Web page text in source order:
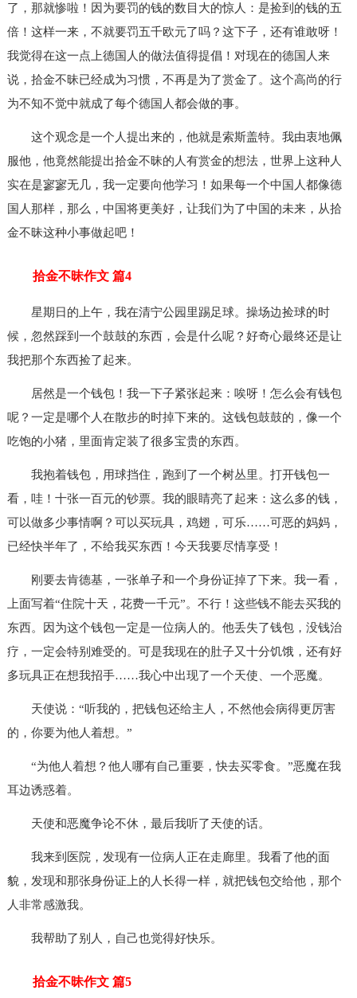
了，那就惨啦！因为要罚的钱的数目大的惊人：是捡到的钱的五
倍！这样一来，不就要罚五千欧元了吗？这下子，还有谁敢呀！
我觉得在这一点上德国人的做法值得提倡！对现在的德国人来
说，拾金不昧已经成为习惯，不再是为了赏金了。这个高尚的行
为不知不觉中就成了每个德国人都会做的事。
这个观念是一个人提出来的，他就是索斯盖特。我由衷地佩
服他，他竟然能提出拾金不昧的人有赏金的想法，世界上这种人
实在是寥寥无几，我一定要向他学习！如果每一个中国人都像德
国人那样，那么，中国将更美好，让我们为了中国的未来，从拾
金不昧这种小事做起吧！
拾金不昧作文 篇4
星期日的上午，我在清宁公园里踢足球。操场边捡球的时
候，忽然踩到一个鼓鼓的东西，会是什么呢？好奇心最终还是让
我把那个东西捡了起来。
居然是一个钱包！我一下子紧张起来：唉呀！怎么会有钱包
呢？一定是哪个人在散步的时掉下来的。这钱包鼓鼓的，像一个
吃饱的小猪，里面肯定装了很多宝贵的东西。
我抱着钱包，用球挡住，跑到了一个树丛里。打开钱包一
看，哇！十张一百元的钞票。我的眼睛亮了起来：这么多的钱，
可以做多少事情啊？可以买玩具，鸡翅，可乐……可恶的妈妈，
已经快半年了，不给我买东西！今天我要尽情享受！
刚要去肯德基，一张单子和一个身份证掉了下来。我一看，
上面写着“住院十天，花费一千元”。不行！这些钱不能去买我的
东西。因为这个钱包一定是一位病人的。他丢失了钱包，没钱治
疗，一定会特别难受的。可是我现在的肚子又十分饥饿，还有好
多玩具正在想我招手……我心中出现了一个天使、一个恶魔。
天使说：“听我的，把钱包还给主人，不然他会病得更厉害
的，你要为他人着想。”
“为他人着想？他人哪有自己重要，快去买零食。”恶魔在我
耳边诱惑着。
天使和恶魔争论不休，最后我听了天使的话。
我来到医院，发现有一位病人正在走廊里。我看了他的面
貌，发现和那张身份证上的人长得一样，就把钱包交给他，那个
人非常感激我。
我帮助了别人，自己也觉得好快乐。
拾金不昧作文 篇5